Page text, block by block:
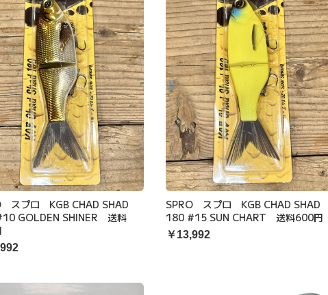
スプロ KGB CHAD SHAD
GOLDEN SHINER 送料
SPRO スプロ KGB CHAD SHAD
180 #15 SUN CHART 送料600円
￥13,992